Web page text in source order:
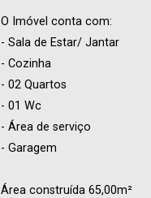
O Imóvel conta com:
- Sala de Estar/ Jantar
- Cozinha
- 02 Quartos
- 01 Wc
- Área de serviço
- Garagem
Área construída 65,00m²